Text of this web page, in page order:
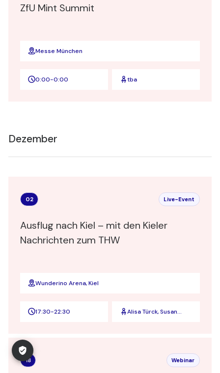
ZfU Mint Summit
Messe München
0:00-0:00 tba
Dezember
02 Live-Event
Ausflug nach Kiel – mit den Kieler
Nachrichten zum THW
Wunderino Arena, Kiel
17:30-22:30
Alisa Türck, Susan
18 Webinar